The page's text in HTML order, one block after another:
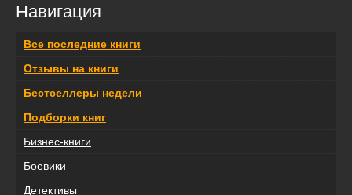
Навигация
Все последние книги
Отзывы на книги
Бестселлеры недели
Подборки книг
Бизнес-книги
Боевики
Детективы